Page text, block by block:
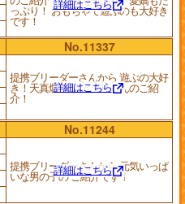
っぷり！ おもちゃで遊ぶのも大好き
です！
詳細はこちら
No.11337
提携ブリーダーさんから 遊ぶの大好
き！天真爛漫な アプリくんのご紹
介！
詳細はこちら
No.11244
提携ブリーダーさんから 元気いっぱ
いな男の子の ご紹介です！
詳細はこちら